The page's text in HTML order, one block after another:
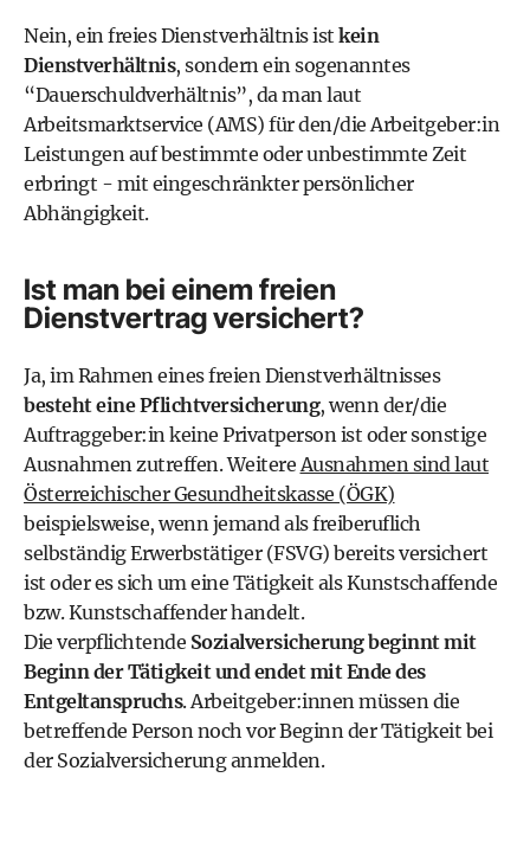
Nein, ein freies Dienstverhältnis ist kein
Dienstverhältnis, sondern ein sogenanntes
“Dauerschuldverhältnis”, da man laut
Arbeitsmarktservice (AMS) für den/die Arbeitgeber:in
Leistungen auf bestimmte oder unbestimmte Zeit
erbringt - mit eingeschränkter persönlicher
Abhängigkeit.
Ist man bei einem freien
Dienstvertrag versichert?
Ja, im Rahmen eines freien Dienstverhältnisses
besteht eine Pflichtversicherung, wenn der/die
Auftraggeber:in keine Privatperson ist oder sonstige
Ausnahmen zutreffen. WeitereAusnahmen sind laut
Österreichischer Gesundheitskasse (ÖGK)
beispielsweise, wenn jemand als freiberuflich
selbständig Erwerbstätiger (FSVG) bereits versichert
ist oder es sich um eine Tätigkeit als Kunstschaffende
bzw. Kunstschaffender handelt.
Die verpflichtende Sozialversicherung beginnt mit
Beginn der Tätigkeit und endet mit Ende des
Entgeltanspruchs. Arbeitgeber:innen müssen die
betreffende Person noch vor Beginn der Tätigkeit bei
der Sozialversicherung anmelden.